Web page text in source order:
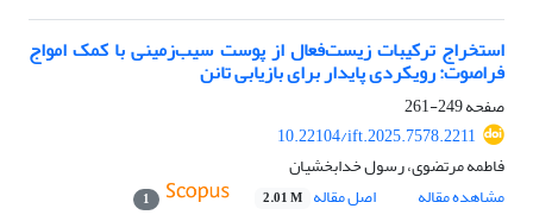
استخراج ترکیبات زیست‌فعال از پوست سیب‌زمینی با کمک امواج
فراصوت: رویکردی پایدار برای بازیابی تانن
صفحه249-261
10.22104/ift.2025.7578.2211
فاطمه مرتضوی، رسول خدابخشیان
مشاهده مقاله
اصل مقاله 2.01 M
1